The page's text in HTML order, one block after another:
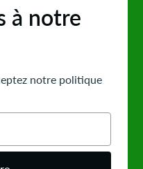
à notre
notre politique